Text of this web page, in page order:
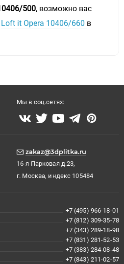
500, возможно вас
Loft it Opera 10406/660 в
Мы в соц.сетях:
zakaz@3dplitka.ru
16-я Парковая д.23,
г. Москва, индекс 105484
+7 (495) 966-18-01
+7 (812) 309-35-78
+7 (343) 289-18-98
+7 (831) 281-52-53
+7 (383) 284-08-48
+7 (843) 211-02-57